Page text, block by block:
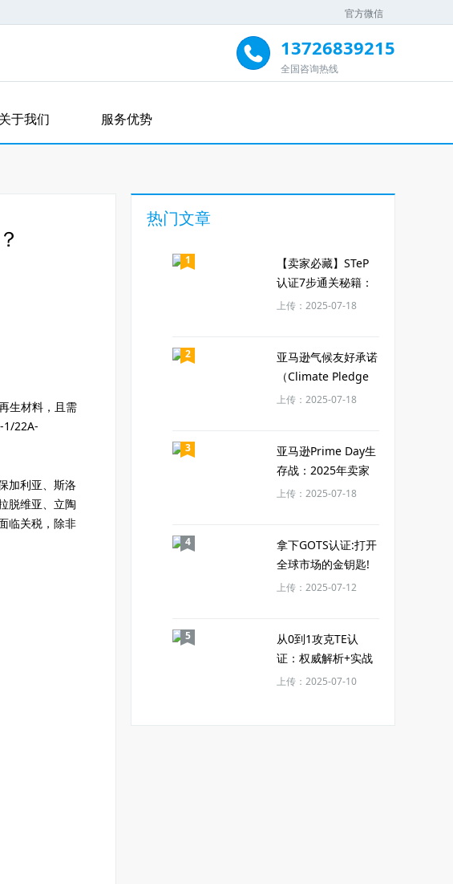
官方微信
13726839215
全国咨询热线
关于我们 服务优势
生材料，且需
1/22A-
加利亚、斯洛
脱维亚、立陶
临关税，除非
热门文章
1
【卖家必藏】STeP
认证7步通关秘籍：
这样准备审核通过率
上传：2025-07-18
2
亚马逊气候友好承诺
（Climate Pledge
Friendly）全解析
上传：2025-07-18
3
亚马逊Prime Day生
存战：2025年卖家
的三大生死考题
上传：2025-07-18
4
拿下GOTS认证:打开
全球市场的金钥匙!
上传：2025-07-12
5
从0到1攻克TE认
证：权威解析+实战
策略+风险预警
上传：2025-07-10